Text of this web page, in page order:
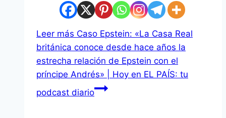
Leer más Caso Epstein: «La Casa Real
británica conoce desde hace años la
estrecha relación de Epstein con el
príncipe Andrés» | Hoy en EL PAÍS: tu
podcast diario